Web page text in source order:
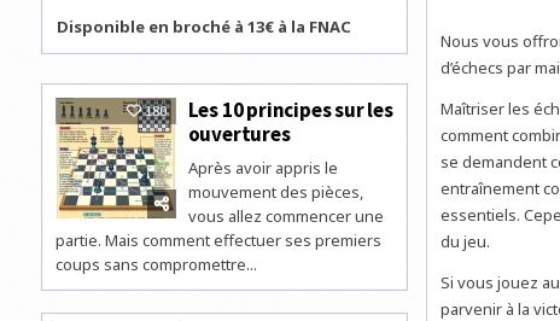
Nous vous
d’échecs par
Maîtriser les
comment
se demandent
entraînement
essentiels.
du jeu.
Si vous jouez
parvenir à la
Disponible en broché à 13€ à la FNAC
180
Les 10 principes sur les
ouvertures
Après avoir appris le
mouvement des pièces,
vous allez commencer une
partie. Mais comment effectuer ses premiers
coups sans compromettre...